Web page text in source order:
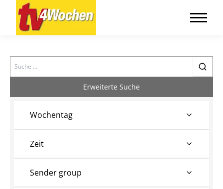
Search
Erweiterte Suche
Wochentag
Zeit
Sender group